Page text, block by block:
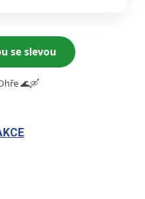
se slevou
🌊🛶